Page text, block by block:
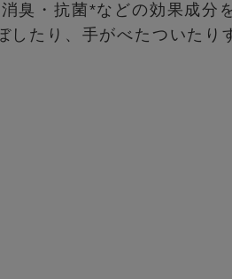
臭・抗菌*などの効果成分
たり、手がべたついたり